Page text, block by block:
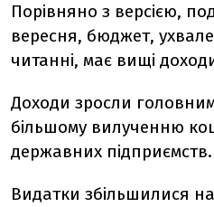
Порівняно з версією,
вересня, бюджет,
читанні, має вищі
Доходи зросли
більшому вилученню
державних підприємств.
Видатки збільшилися